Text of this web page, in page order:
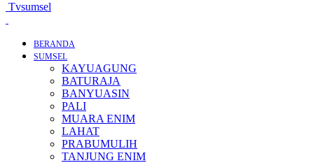
Tvsumsel
BERANDA
SUMSEL
KAYUAGUNG
BATURAJA
BANYUASIN
PALI
MUARA ENIM
LAHAT
PRABUMULIH
TANJUNG ENIM